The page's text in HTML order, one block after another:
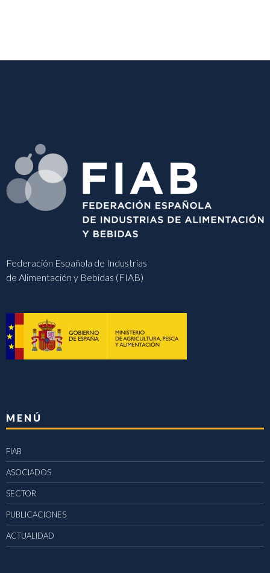
Federación Española de Industrias
de Alimentación y Bebidas (FIAB)
MENÚ
FIAB
ASOCIADOS
SECTOR
PUBLICACIONES
ACTUALIDAD